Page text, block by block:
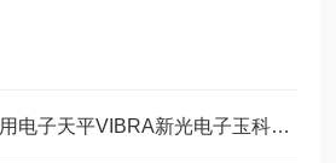
PJ-2202H药品配制用电子天平VIBRA新光电子玉科原装现货